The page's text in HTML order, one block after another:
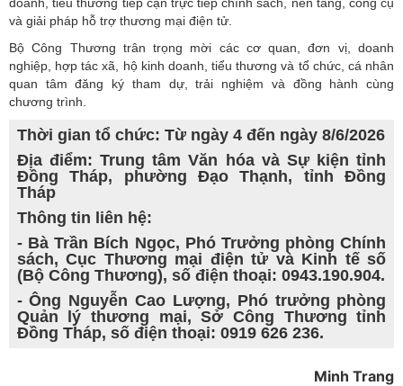
và giải pháp hỗ trợ thương mại điện tử.
Bộ Công Thương trân trọng mời các cơ quan, đơn vị, doanh
nghiệp, hợp tác xã, hộ kinh doanh, tiểu thương và tổ chức, cá nhân
quan tâm đăng ký tham dự, trải nghiệm và đồng hành cùng
chương trình.
Thời gian tổ chức: Từ ngày 4 đến ngày 8/6/2026
Địa điểm: Trung tâm Văn hóa và Sự kiện tỉnh
Đồng Tháp, phường Đạo Thạnh, tỉnh Đồng
Tháp
Thông tin liên hệ:
- Bà Trần Bích Ngọc, Phó Trưởng phòng Chính
sách, Cục Thương mại điện tử và Kinh tế số
(Bộ Công Thương), số điện thoại: 0943.190.904.
- Ông Nguyễn Cao Lượng, Phó trưởng phòng
Quản lý thương mại, Sở Công Thương tỉnh
Đồng Tháp, số điện thoại: 0919 626 236.
Minh Trang